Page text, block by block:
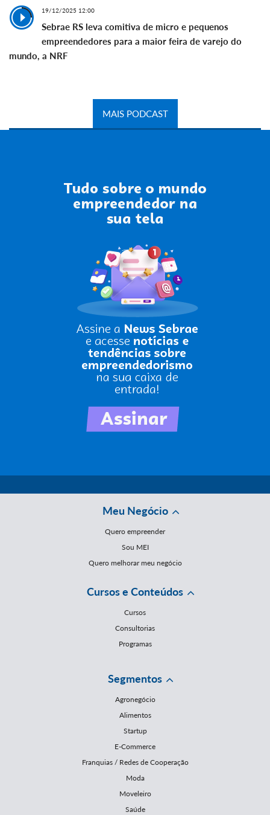
19/12/2025 12:00
Sebrae RS leva comitiva de micro e pequenos
empreendedores para a maior feira de varejo do
mundo, a NRF
MAIS PODCAST
Meu Negócio
Quero empreender
Sou MEI
Quero melhorar meu negócio
Cursos e Conteúdos
Cursos
Consultorias
Programas
Segmentos
Agronegócio
Alimentos
Startup
E-Commerce
Franquias / Redes de Cooperação
Moda
Moveleiro
Saúde